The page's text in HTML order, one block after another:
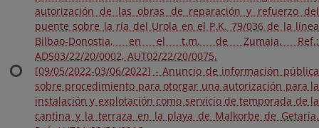
autorización de las obras de reparación y refuerzo del
puente sobre la ría del Urola en el P.K. 79/036 de la línea
Bilbao-Donostia, en el t.m. de Zumaia. Ref.:
ADS03/22/20/0002, AUT02/22/20/0075.
[09/05/2022-03/06/2022] - Anuncio de información pública
sobre procedimiento para otorgar una autorización para la
instalación y explotación como servicio de temporada de la
cantina y la terraza en la playa de Malkorbe de Getaria.